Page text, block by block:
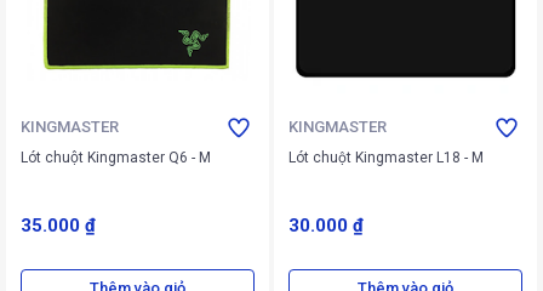
KINGMASTER
Lót chuột Kingmaster Q6 - M
35.000 ₫
KINGMASTER
Lót chuột Kingmaster L18 - M
30.000 ₫